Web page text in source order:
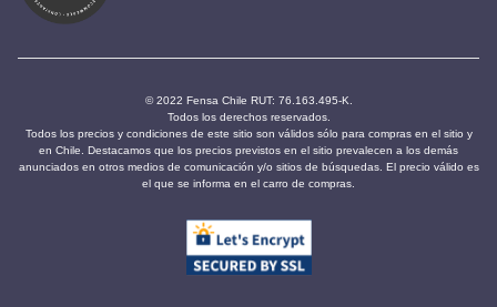
© 2022 Fensa Chile RUT: 76.163.495-K.
Todos los derechos reservados.
Todos los precios y condiciones de este sitio son válidos sólo para compras en el sitio y
en Chile. Destacamos que los precios previstos en el sitio prevalecen a los demás
anunciados en otros medios de comunicación y/o sitios de búsquedas. El precio válido es
el que se informa en el carro de compras.